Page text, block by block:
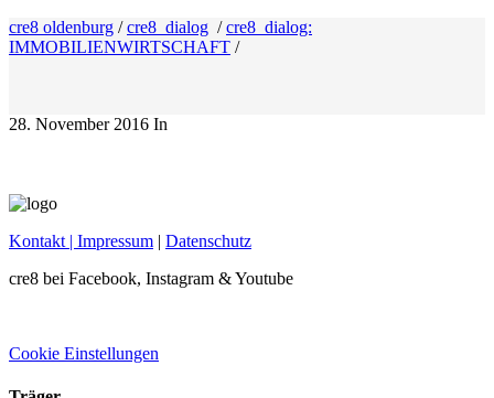
cre8 oldenburg /cre8_dialog /cre8_dialog:
IMMOBILIENWIRTSCHAFT /
28. November 2016 In
Kontakt | Impressum | Datenschutz
cre8 bei Facebook, Instagram & Youtube
Cookie Einstellungen